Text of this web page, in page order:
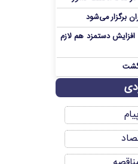
برگزار می‌شود
دستمزد هم لازم